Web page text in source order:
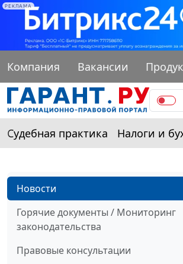
РЕКЛАМА
Компания Вакансии
Судебная практика Налоги и
Новости
Горячие документы / Мониторинг
законодательства
Правовые консультации